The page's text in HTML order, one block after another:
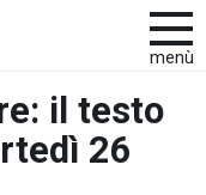
menù
il testo
26